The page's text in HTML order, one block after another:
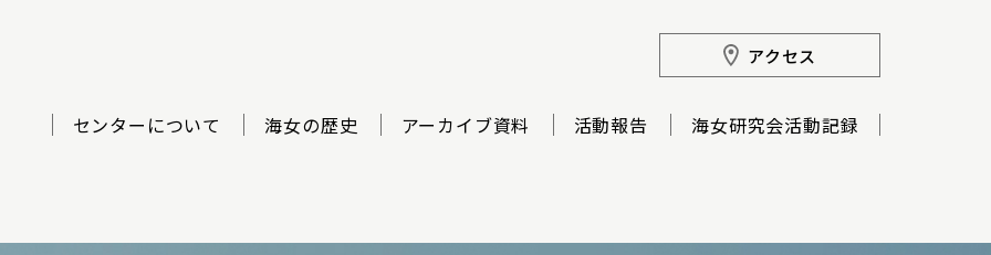
アクセス
センターについて 海女の歴史 アーカイブ資料 活動報告 海女研究会活動記録